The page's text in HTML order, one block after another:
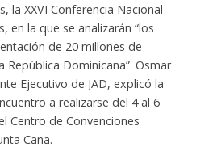
la XXVI Conferencia Nacional
en la que se analizarán “los
de 20 millones de
República Dominicana”. Osmar
Ejecutivo de JAD, explicó la
a realizarse del 4 al 6
Centro de Convenciones
Cana.